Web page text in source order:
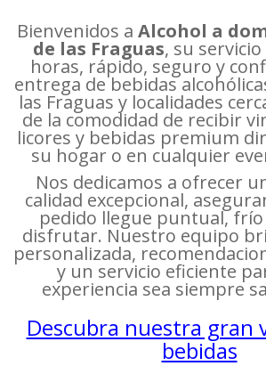
Bienvenidos a Alcohol a
de las Fraguas, su
horas, rápido, seguro y
entrega de bebidas
las Fraguas y localidades
de la comodidad de recibir
licores y bebidas premium
su hogar o en cualquier
Nos dedicamos a ofrecer
calidad excepcional,
pedido llegue puntual,
disfrutar. Nuestro equipo
personalizada,
y un servicio eficiente
experiencia sea siempre
Descubra nuestra gran
bebidas